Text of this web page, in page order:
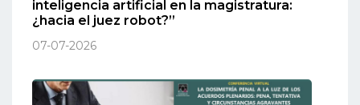
inteligencia artificial en la magistratura:
¿hacia el juez robot?”
07-07-2026